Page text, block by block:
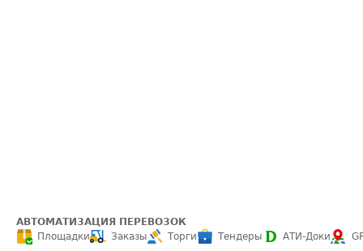
АВТОМАТИЗАЦИЯ ПЕРЕВОЗОК
Площадки
Заказы Торги Тендеры АТИ-Доки